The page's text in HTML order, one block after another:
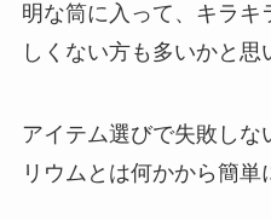
明な筒に入って、キラ
しくない方も多いかと思
アイテム選びで失敗し
リウムとは何かから簡単